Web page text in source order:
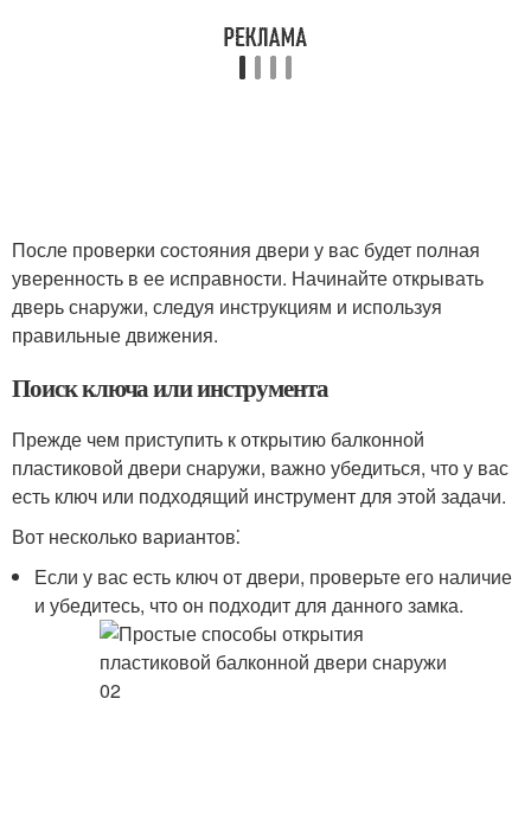
После проверки состояния двери у вас будет полная
уверенность в ее исправности.​ Начинайте открывать
дверь снаружи, следуя инструкциям и используя
правильные движения.​
Поиск ключа или инструмента
Прежде чем приступить к открытию балконной
пластиковой двери снаружи, важно убедиться, что у вас
есть ключ или подходящий инструмент для этой задачи.​
Вот несколько вариантов⁚
Если у вас есть ключ от двери, проверьте его наличие
и убедитесь, что он подходит для данного замка.